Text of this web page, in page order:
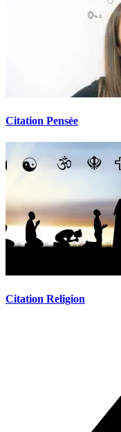
Citation Pensée
Citation Religion